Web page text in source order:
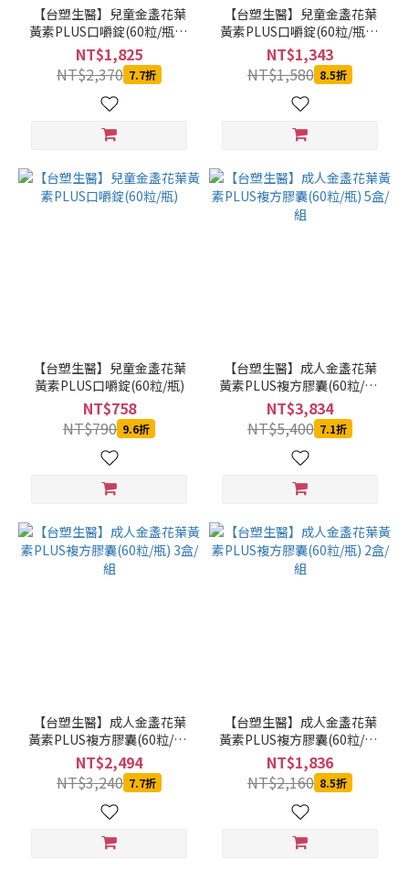
(1)
(NT$)
【台塑生醫】兒童金盞花葉
黃素PLUS口嚼錠(60粒/瓶) 3
盒/組
NT$1,825
NT$2,370 7.7折
【台塑生醫】兒童金盞花葉
黃素PLUS口嚼錠(60粒/瓶) 2
盒/組
NT$1,343
NT$1,580 8.5折
【台塑生醫】兒童金盞花葉
黃素PLUS口嚼錠(60粒/瓶)
NT$758
NT$790 9.6折
【台塑生醫】成人金盞花葉
黃素PLUS複方膠囊(60粒/瓶)
5盒/組
NT$3,834
NT$5,400 7.1折
【台塑生醫】成人金盞花葉
黃素PLUS複方膠囊(60粒/瓶)
3盒/組
NT$2,494
NT$3,240 7.7折
【台塑生醫】成人金盞花葉
黃素PLUS複方膠囊(60粒/瓶)
2盒/組
NT$1,836
NT$2,160 8.5折